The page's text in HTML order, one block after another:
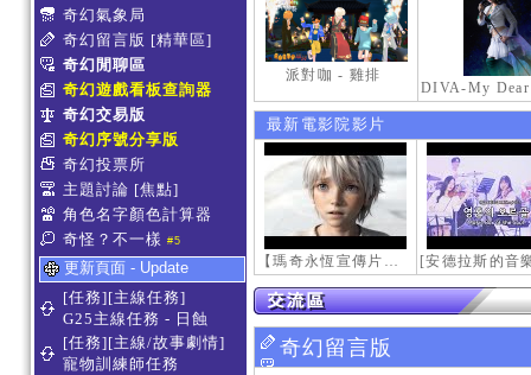
奇幻氣象局
奇幻留言版 [精華區]
奇幻閒聊區
奇幻遊戲看板查詢器
奇幻交易版
奇幻序號分享版
奇幻投票所
主題討論 [焦點]
角色名字顏色計算器
奇怪？不一樣 #5
更新頁面 - Update
[任務][主線任務]
G25主線任務 - 日蝕
[任務][主線/故事劇情]
寵物訓練師任務
派對咖 - 雞排
最新電影院影片
【瑪奇永恆宣傳片】最初的感動
奇幻留言版